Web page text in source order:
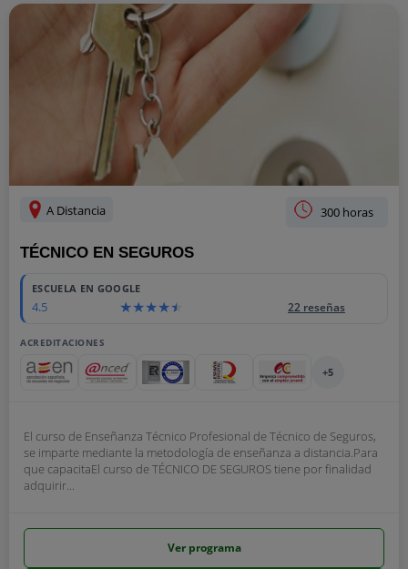
A Distancia 300 horas
TÉCNICO EN SEGUROS
ESCUELA EN GOOGLE
4.5 22 reseñas
ACREDITACIONES
+5
El curso de Enseñanza Técnico Profesional de Técnico de Seguros,
se imparte mediante la metodología de enseñanza a distancia.Para
que capacitaEl curso de TÉCNICO DE SEGUROS tiene por finalidad
adquirir...
Ver programa